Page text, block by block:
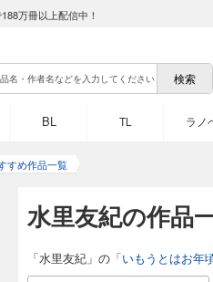
万冊以上配信中！
BL TL ラノ
すめ作品一覧
水里友紀の作品
「水里友紀」の「いもうとはお年